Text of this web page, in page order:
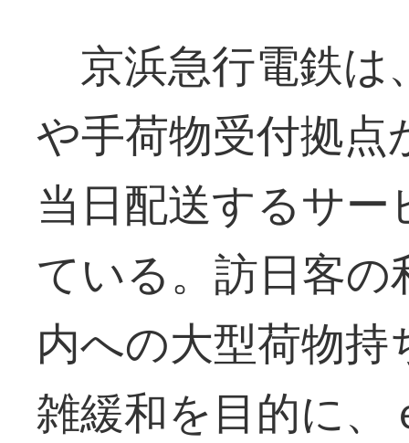
京浜急行電鉄は
や手荷物受付拠点
当日配送するサ
ている。訪日客
内への大型荷物
雑緩和を目的に、